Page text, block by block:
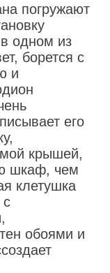
погружают
в одном из
борется с
и
его
крышей,
шкаф, чем
клетушка
с
обоями и